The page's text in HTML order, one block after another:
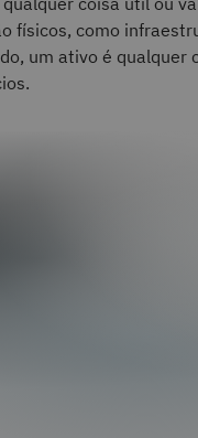
físicos, como
um ativo é qualquer